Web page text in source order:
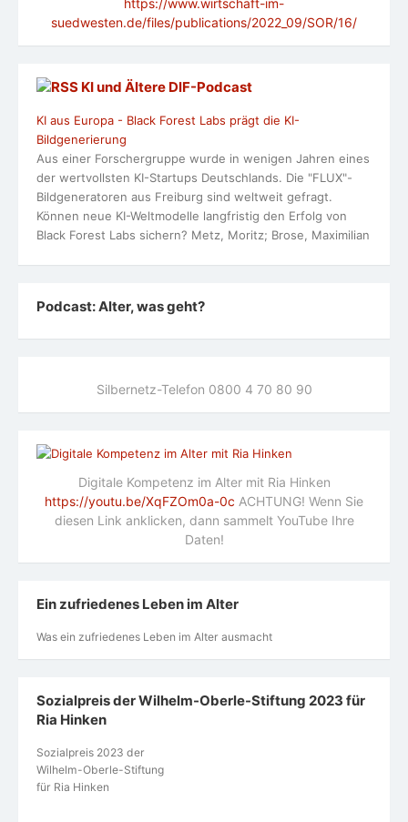
suedwesten.de/files/publications/2022_09/SOR/16/
KI und Ältere DlF-Podcast
KI aus Europa - Black Forest Labs prägt die KI-
Bildgenerierung
Aus einer Forschergruppe wurde in wenigen Jahren eines
der wertvollsten KI-Startups Deutschlands. Die "FLUX"-
Bildgeneratoren aus Freiburg sind weltweit gefragt.
Können neue KI-Weltmodelle langfristig den Erfolg von
Black Forest Labs sichern? Metz, Moritz; Brose, Maximilian
Podcast: Alter, was geht?
Silbernetz-Telefon 0800 4 70 80 90
Digitale Kompetenz im Alter mit Ria Hinken
https://youtu.be/XqFZOm0a-0c ACHTUNG! Wenn Sie
diesen Link anklicken, dann sammelt YouTube Ihre
Daten!
Ein zufriedenes Leben im Alter
Was ein zufriedenes Leben im Alter ausmacht
Sozialpreis der Wilhelm-Oberle-Stiftung 2023 für
Ria Hinken
Sozialpreis 2023 der
Wilhelm-Oberle-Stiftung
für Ria Hinken